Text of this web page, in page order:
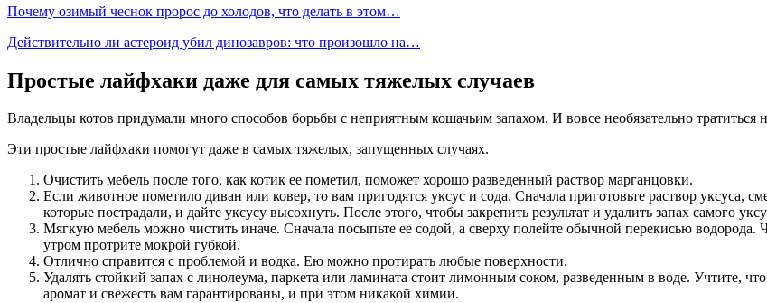
Почему озимый чеснок пророс до холодов, что делать в этом…
Действительно ли астероид убил динозавров: что произошло на…
Простые лайфхаки даже для самых тяжелых случаев
Владельцы котов придумали много способов борьбы с неприятным кошачьим запахом. И вовсе необязательно тратиться
Эти простые лайфхаки помогут даже в самых тяжелых, запущенных случаях.
Очистить мебель после того, как котик ее пометил, поможет хорошо разведенный раствор марганцовки.
Если животное пометило диван или ковер, то вам пригодятся уксус и сода. Сначала приготовьте раствор уксуса,
которые пострадали, и дайте уксусу высохнуть. После этого, чтобы закрепить результат и удалить запах самого
Мягкую мебель можно чистить иначе. Сначала посыпьте ее содой, а сверху полейте обычной перекисью водорода.
утром протрите мокрой губкой.
Отлично справится с проблемой и водка. Ею можно протирать любые поверхности.
Удалять стойкий запах с линолеума, паркета или ламината стоит лимонным соком, разведенным в воде. Учтите,
аромат и свежесть вам гарантированы, и при этом никакой химии.